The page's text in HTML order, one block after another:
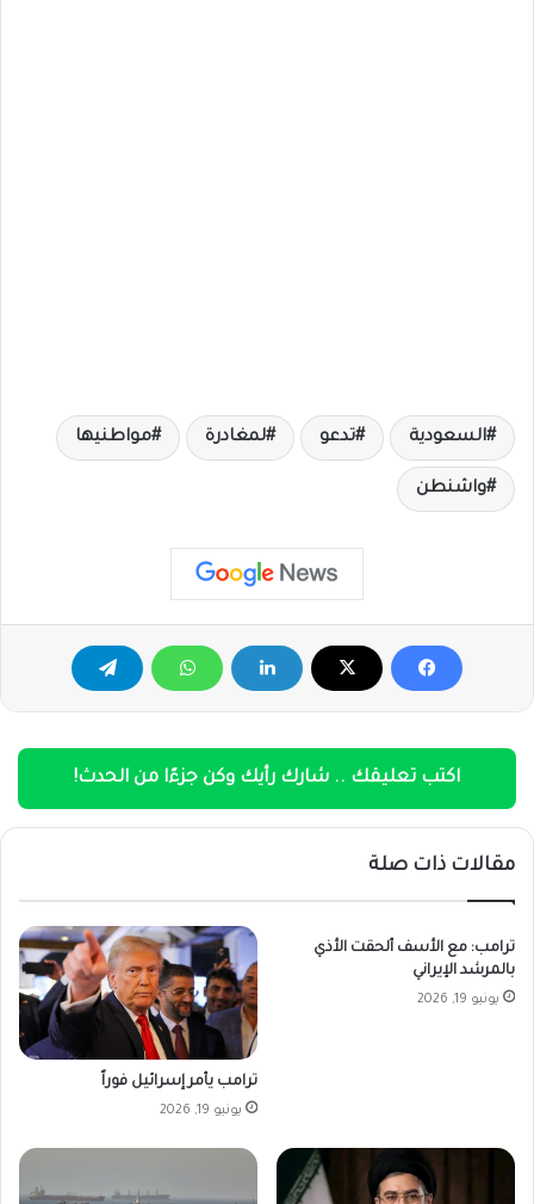
السعودية تدعو لمغادرة مواطنيها
واشنطن
اكتب تعليقك .. شارك رأيك وكن جزءًا من الحدث!
مقالات ذات صلة
ترامب: مع الأسف ألحقت الأذي
بالمرشد الإيراني
يونيو 19, 2026
ترامب يأمر إسرائيل فوراً
يونيو 19, 2026